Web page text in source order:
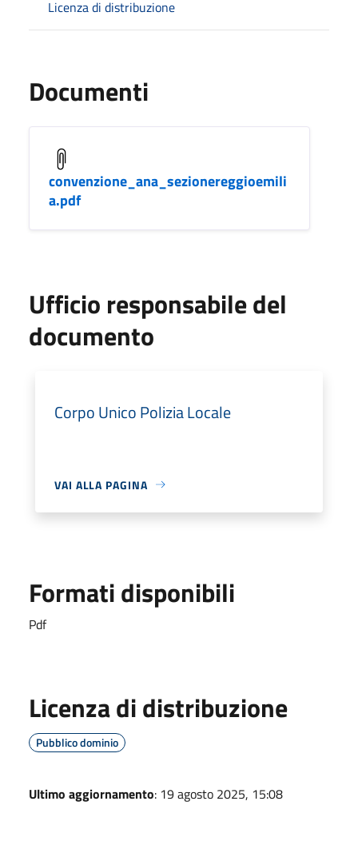
Licenza di distribuzione
Documenti
convenzione_ana_sezionereggioemili
a.pdf
Ufficio responsabile del
documento
Corpo Unico Polizia Locale
VAI ALLA PAGINA
Formati disponibili
Pdf
Licenza di distribuzione
Pubblico dominio
Ultimo aggiornamento: 19 agosto 2025, 15:08